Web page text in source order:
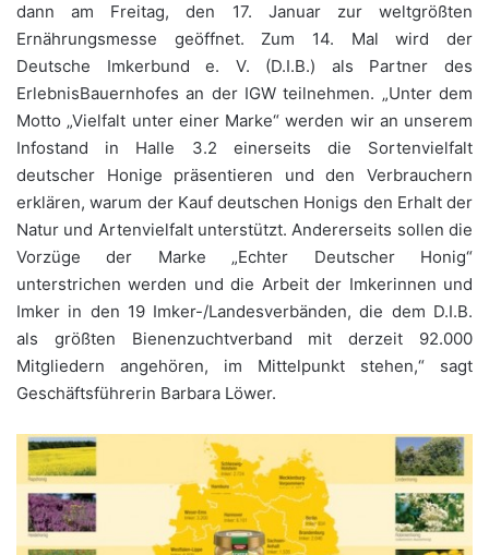
dann am Freitag, den 17. Januar zur weltgrößten
Ernährungsmesse geöffnet. Zum 14. Mal wird der
Deutsche Imkerbund e. V. (D.I.B.) als Partner des
ErlebnisBauernhofes an der IGW teilnehmen. „Unter dem
Motto „Vielfalt unter einer Marke“ werden wir an unserem
Infostand in Halle 3.2 einerseits die Sortenvielfalt
deutscher Honige präsentieren und den Verbrauchern
erklären, warum der Kauf deutschen Honigs den Erhalt der
Natur und Artenvielfalt unterstützt. Andererseits sollen die
Vorzüge der Marke „Echter Deutscher Honig“
unterstrichen werden und die Arbeit der Imkerinnen und
Imker in den 19 Imker-/Landesverbänden, die dem D.I.B.
als größten Bienenzuchtverband mit derzeit 92.000
Mitgliedern angehören, im Mittelpunkt stehen,“ sagt
Geschäftsführerin Barbara Löwer.